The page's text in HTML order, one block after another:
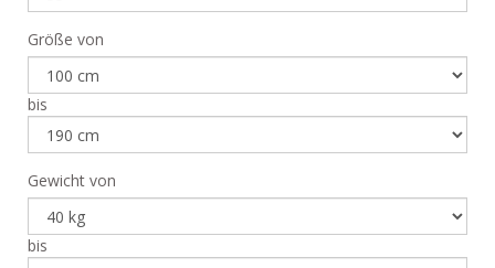
Größe von
bis
Gewicht von
bis